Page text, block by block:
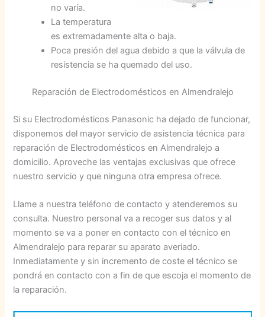
no varía.
La temperatura
es extremadamente alta o baja.
Poca presión del agua debido a que la válvula de
resistencia se ha quemado del uso.
Reparación de Electrodomésticos en Almendralejo
Si su Electrodomésticos Panasonic ha dejado de funcionar,
disponemos del mayor servicio de asistencia técnica para
reparación de Electrodomésticos en Almendralejo a
domicilio. Aproveche las ventajas exclusivas que ofrece
nuestro servicio y que ninguna otra empresa ofrece.
Llame a nuestra teléfono de contacto y atenderemos su
consulta. Nuestro personal va a recoger sus datos y al
momento se va a poner en contacto con el técnico en
Almendralejo para reparar su aparato averiado.
Inmediatamente y sin incremento de coste el técnico se
pondrá en contacto con a fin de que escoja el momento de
la reparación.